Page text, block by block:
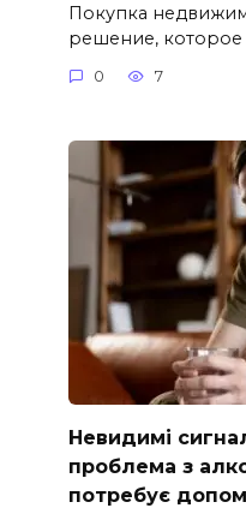
Покупка
решение, которое
0 7
Невидимі
проблема з
потребує